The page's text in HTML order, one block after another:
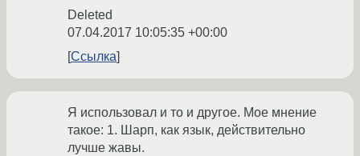
Deleted
07.04.2017 10:05:35 +00:00
Ссылка
Я использовал и то и другое. Мое мнение
такое: 1. Шарп, как язык, действительно
лучше жавы.